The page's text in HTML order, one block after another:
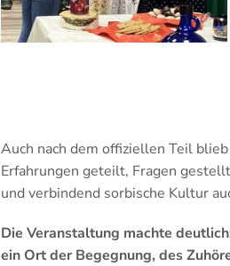
Auch nach dem offiziellen Teil
Erfahrungen geteilt, Fragen
und verbindend sorbische Kultur
Die Veranstaltung machte
ein Ort der Begegnung, des